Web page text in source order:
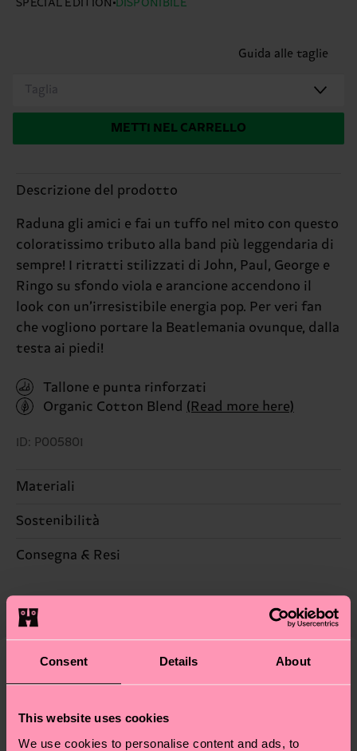
Consent Details About
This website uses cookies
We use cookies to personalise content and ads, to
SPECIAL EDITION DISPONIBILE
Guida alle taglie
Taglia
METTI NEL CARRELLO
Descrizione del prodotto
Raduna gli amici e fai un tuffo nel mito con questo
coloratissimo tributo alla band più leggendaria di
sempre! I ritratti stilizzati di John, Paul, George e
Ringo su sfondo viola e arancione accendono il
look con un’irresistibile energia pop. Per veri fan
che vogliono portare la Beatlemania ovunque, dalla
testa ai piedi!
Tallone e punta rinforzati
Organic Cotton Blend (Read more here)
ID: P005801
Materiali
67% Cotone, 28% Poliammide, 3% composition-
67% Mix di cotone biologico, 28% Poliammide, 3%
composition-conventional-metallized-fiber, 2%
Sostenibilità
La sostenibilità, per noi, è un vero e proprio
certificazioni, ma include filiere etiche, meno
emissioni, amore per i calzini… e tantissime altre
piccole-grandi scelte responsabili! Vuoi scoprire
tutti i nostri segreti (e qualche dritta utile)? Dai
Consegna & Resi
di spedizione è di 5-8 giorni lavorativi. Tieni
presente che si tratta solo di una stima: la
Hai domande sui resi? Visita la nostra pagina
Secondo noi, ti piaceràPattern simili
Special Edition